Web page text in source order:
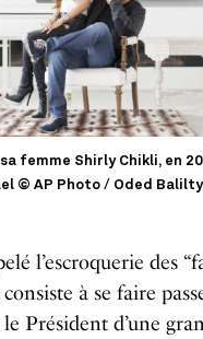
femme Shirly Chikli, en
© AP Photo / Oded Balilty
l’escroquerie des
à se faire
Président d’une